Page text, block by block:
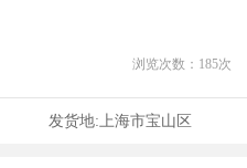
浏览次数： 185次
发货地:上海市宝山区